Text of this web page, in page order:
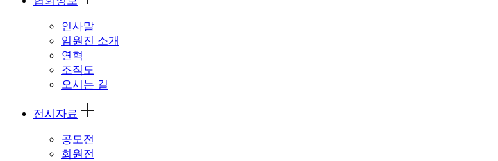
인사말
임원진 소개
연혁
조직도
오시는 길
전시자료
공모전
회원전